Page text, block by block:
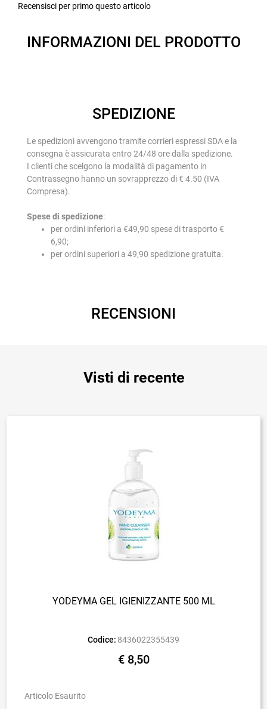
Recensisci per primo questo articolo
INFORMAZIONI DEL PRODOTTO
SPEDIZIONE
Le spedizioni avvengono tramite corrieri espressi SDA e la
consegna è assicurata entro 24/48 ore dalla spedizione.
I clienti che scelgono la modalità di pagamento in
Contrassegno hanno un sovrapprezzo di € 4.50 (IVA
Compresa).
Spese di spedizione:
per ordini inferiori a €49,90 spese di trasporto €
6,90;
per ordini superiori a 49,90 spedizione gratuita.
RECENSIONI
Visti di recente
YODEYMA GEL IGIENIZZANTE 500 ML
Codice: 8436022355439
€ 8,50
Articolo Esaurito